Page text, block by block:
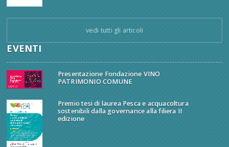
vedi tutti gli articoli
EVENTI
Presentazione Fondazione VINO
PATRIMONIO COMUNE
Premio tesi di laurea Pesca e acquacoltura
sostenibili dalla governance alla filiera II
edizione